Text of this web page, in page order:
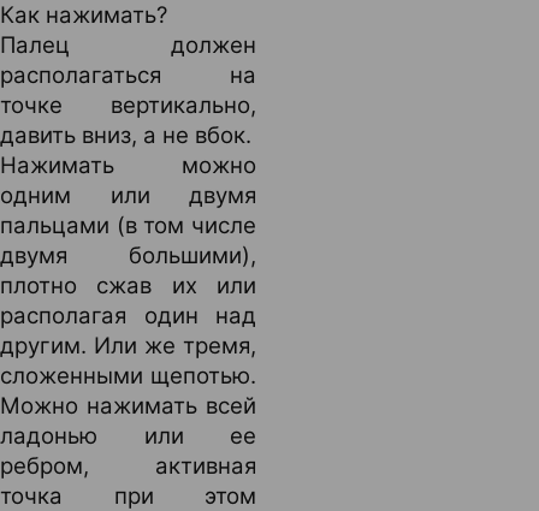
Как нажимать?
Палец должен
располагаться на
точке вертикально,
давить вниз, а не вбок.
Нажимать можно
одним или двумя
пальцами (в том числе
двумя большими),
плотно сжав их или
располагая один над
другим. Или же тремя,
сложенными щепотью.
Можно нажимать всей
ладонью или ее
ребром, активная
точка при этом